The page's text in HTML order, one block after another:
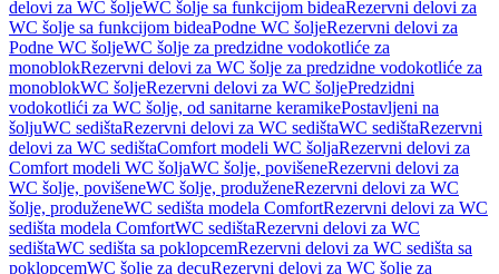
delovi za WC šoljeWC šolje sa funkcijom bideaRezervni delovi za
WC šolje sa funkcijom bideaPodne WC šoljeRezervni delovi za
Podne WC šoljeWC šolje za predzidne vodokotliće za
monoblokRezervni delovi za WC šolje za predzidne vodokotliće za
monoblokWC šoljeRezervni delovi za WC šoljePredzidni
vodokotlići za WC šolje, od sanitarne keramikePostavljeni na
šoljuWC sedištaRezervni delovi za WC sedištaWC sedištaRezervni
delovi za WC sedištaComfort modeli WC šoljaRezervni delovi za
Comfort modeli WC šoljaWC šolje, povišeneRezervni delovi za
WC šolje, povišeneWC šolje, produženeRezervni delovi za WC
šolje, produženeWC sedišta modela ComfortRezervni delovi za WC
sedišta modela ComfortWC sedištaRezervni delovi za WC
sedištaWC sedišta sa poklopcemRezervni delovi za WC sedišta sa
poklopcemWC šolje za decuRezervni delovi za WC šolje za